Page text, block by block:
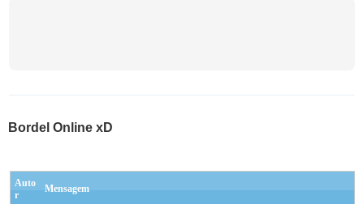
Bordel Online xD
Auto
r
Mensagem